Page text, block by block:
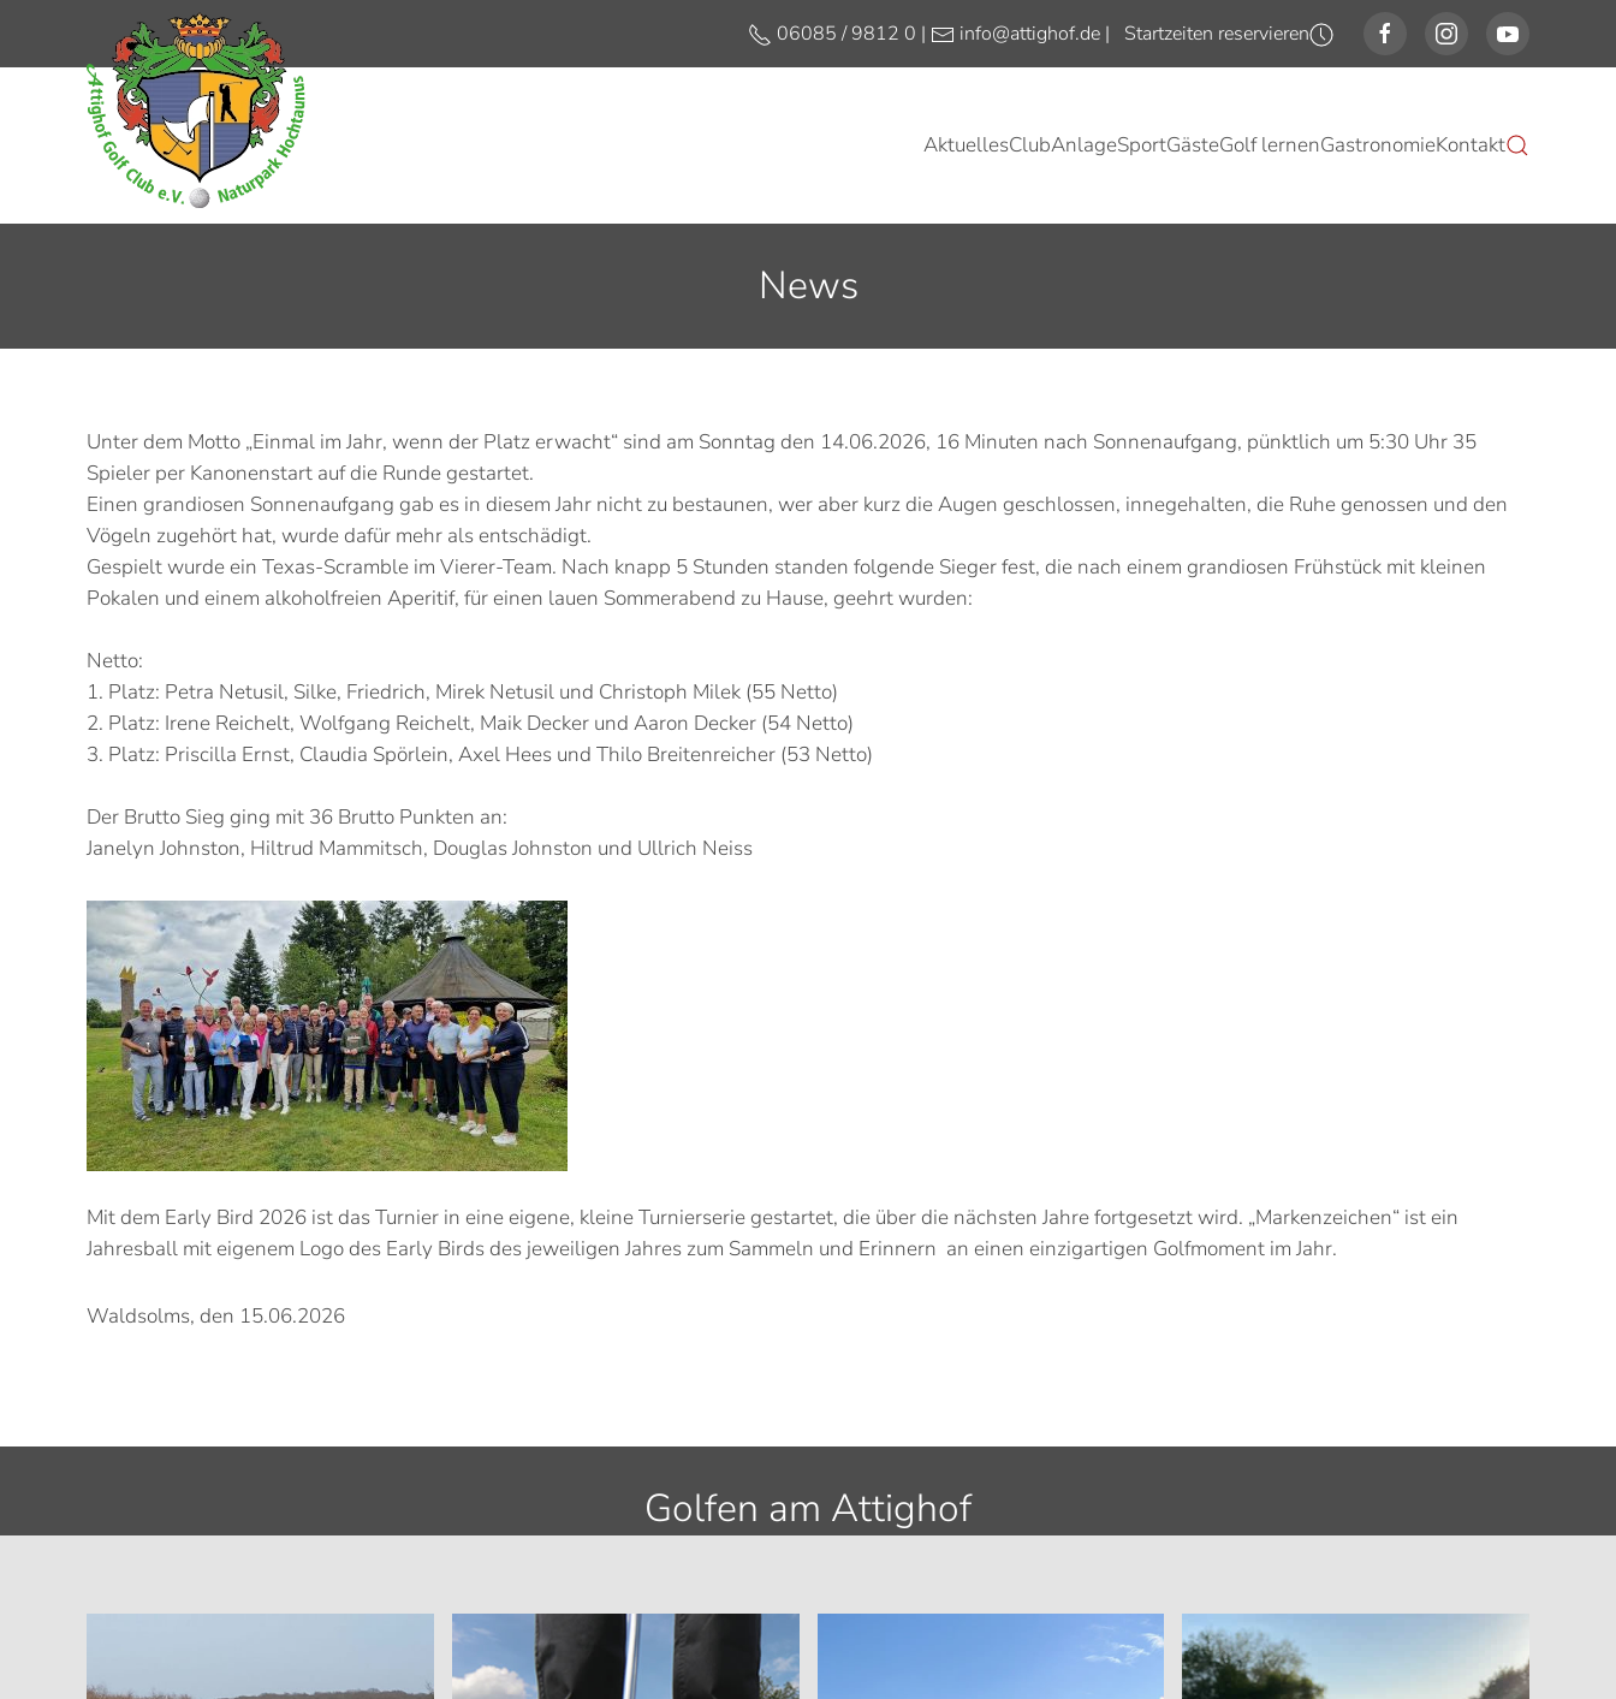
Zum Hauptinhalt springen
06085 / 9812 0 | info@attighof.de | Startzeiten reservieren
AktuellesClubAnlageSportGästeGolf lernenGastronomieKontakt
News
Unter dem Motto „Einmal im Jahr, wenn der Platz erwacht“ sind am Sonntag den 14.06.2026, 16 Minuten nach Sonnenaufgang, pünktlich um 5:30 Uhr 35
Spieler per Kanonenstart auf die Runde gestartet.
Einen grandiosen Sonnenaufgang gab es in diesem Jahr nicht zu bestaunen, wer aber kurz die Augen geschlossen, innegehalten, die Ruhe genossen und den
Vögeln zugehört hat, wurde dafür mehr als entschädigt.
Gespielt wurde ein Texas-Scramble im Vierer-Team. Nach knapp 5 Stunden standen folgende Sieger fest, die nach einem grandiosen Frühstück mit kleinen
Pokalen und einem alkoholfreien Aperitif, für einen lauen Sommerabend zu Hause, geehrt wurden:
Netto:
1. Platz: Petra Netusil, Silke, Friedrich, Mirek Netusil und Christoph Milek (55 Netto)
2. Platz: Irene Reichelt, Wolfgang Reichelt, Maik Decker und Aaron Decker (54 Netto)
3. Platz: Priscilla Ernst, Claudia Spörlein, Axel Hees und Thilo Breitenreicher (53 Netto)
Der Brutto Sieg ging mit 36 Brutto Punkten an:
Janelyn Johnston, Hiltrud Mammitsch, Douglas Johnston und Ullrich Neiss
Mit dem Early Bird 2026 ist das Turnier in eine eigene, kleine Turnierserie gestartet, die über die nächsten Jahre fortgesetzt wird. „Markenzeichen“ ist ein
Jahresball mit eigenem Logo des Early Birds des jeweiligen Jahres zum Sammeln und Erinnern an einen einzigartigen Golfmoment im Jahr.
Waldsolms, den 15.06.2026
Golfen am Attighof